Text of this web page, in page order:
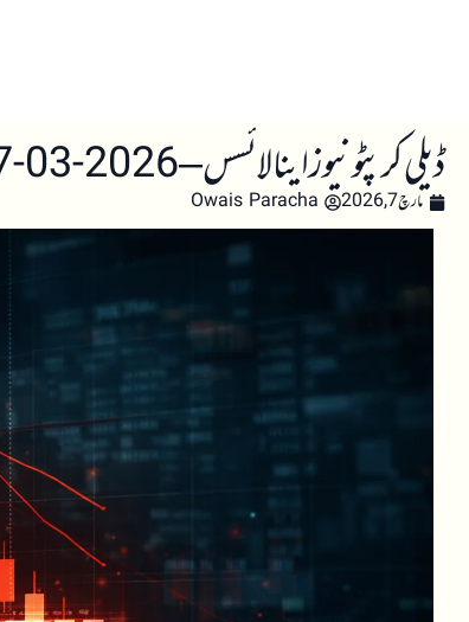
ڈیلی کرپٹو نیوز اینالائسس – 2026-03-07
مارچ 7, 2026 Owais Paracha